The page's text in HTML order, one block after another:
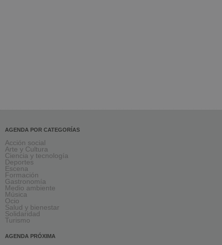
AGENDA POR CATEGORÍAS
Acción social
Arte y Cultura
Ciencia y tecnología
Deportes
Escena
Formación
Gastronomía
Medio ambiente
Música
Ocio
Salud y bienestar
Solidaridad
Turismo
AGENDA PRÓXIMA